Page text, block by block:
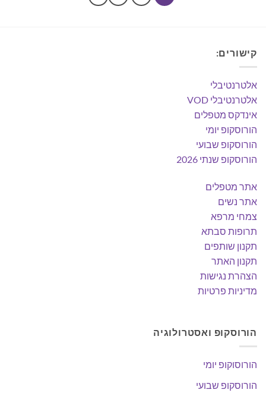
קישורים:
אלטרנטיבלי
אלטרנטיבלי VOD
אינדקס מטפלים
הורוסקופ יומי
הורוסקופ שבועי
הורוסקופ שנתי 2026
אתר מטפלים
אתר נשים
צמחי מרפא
תרופות סבתא
תקנון שותפים
תקנון האתר
הצהרת נגישות
מדיניות פרטיות
הורוסקופ ואסטרולוגיה
הורוסוקופ יומי
הורוסקופ שבועי